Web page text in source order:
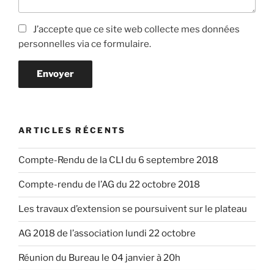
J’accepte que ce site web collecte mes données
personnelles via ce formulaire.
Envoyer
ARTICLES RÉCENTS
Compte-Rendu de la CLI du 6 septembre 2018
Compte-rendu de l’AG du 22 octobre 2018
Les travaux d’extension se poursuivent sur le plateau
AG 2018 de l’association lundi 22 octobre
Réunion du Bureau le 04 janvier à 20h